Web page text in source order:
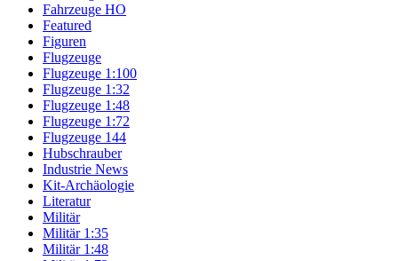
Fahrzeuge HO
Featured
Figuren
Flugzeuge
Flugzeuge 1:100
Flugzeuge 1:32
Flugzeuge 1:48
Flugzeuge 1:72
Flugzeuge 144
Hubschrauber
Industrie News
Kit-Archäologie
Literatur
Militär
Militär 1:35
Militär 1:48